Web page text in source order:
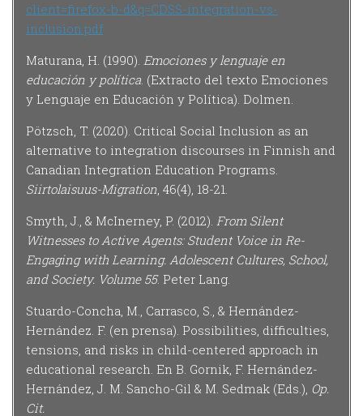
client=firefox-b-d&q=CDSS-integration-vs-
inclusion.pdf
Maturana, H. (1990). Emociones y lenguaje en
educación y política. (Extracto del texto Emociones
y Lenguaje en Educación y Política). Dolmen.
Pötzsch, T. (2020). Critical Social Inclusion as an
alternative to integration discourses in Finnish and
Canadian Integration Education Programs.
Siirtolaisuus-Migration, 46(4), 18-21.
Smyth, J., & McInerney, P. (2012). From Silent
Witnesses to Active Agents: Student Voice in Re-
Engaging with Learning. Adolescent Cultures, School,
and Society. Volume 55. Peter Lang.
Stuardo-Concha, M., Carrasco, S., & Hernández-
Hernández. F. (en prensa). Possibilities, difficulties,
tensions, and risks in child-centered approach in
educational research. En B. Gornik, F. Hernández-
Hernández, J. M. Sancho-Gil & M. Sedmak (Eds.), Op.
Cit.